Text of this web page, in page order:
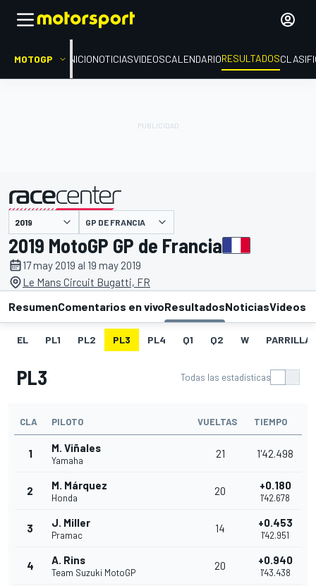
MOTOGP INICIONOTICIASVIDEOSCALENDARIORESULTADOS
presentado por GP DE FRANCIA
2019 MotoGP GP de Francia
17 may 2019 al 19 may 2019
Le Mans Circuit Bugatti, FR
ResumenComentarios en vivoResultadosNoticiasVideos
EL PL1 PL2 PL3 PL4 Q1 Q2 W PARRILLA
PL3 Todas las estadísticas
CLA PILOTO VUELTAS TIEMPO
1 M. Viñales
Yamaha
21 1'42.498
2 M. Márquez
Honda
20 +0.180
1'42.678
3 J. Miller
Pramac
14 +0.453
1'42.951
4 A. Rins
Team Suzuki MotoGP
20 +0.940
1'43.438